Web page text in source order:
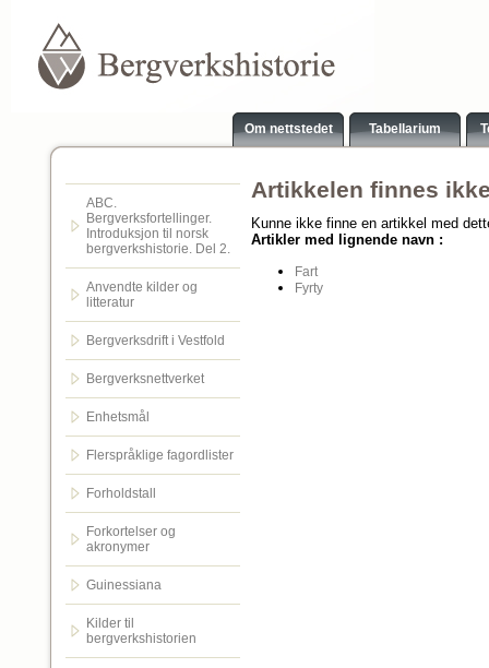
Om nettstedet Tabellarium
ABC.
Bergverksfortellinger.
Introduksjon til norsk
bergverkshistorie. Del 2.
Anvendte kilder og
litteratur
Bergverksdrift i Vestfold
Bergverksnettverket
Enhetsmål
Flerspråklige fagordlister
Forholdstall
Forkortelser og
akronymer
Guinessiana
Kilder til
bergverkshistorien
Artikkelen finnes
Kunne ikke finne en artikkel med
Artikler med lignende navn :
Fart
Fyrty